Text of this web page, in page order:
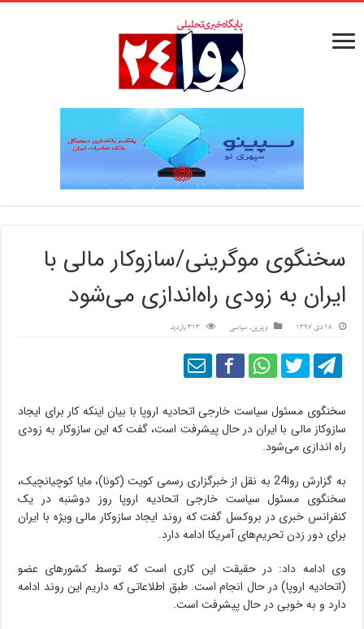
سخنگوی موگرینی/سازوکار مالی با
ایران به زودی راه‌اندازی می‌شود
18 دی 1397 ویترین,سیاسی 313 بازدید
سخنگوی مسئول سیاست خارجی اتحادیه اروپا با بیان اینکه کار برای ایجاد
سازوکاز مالی با ایران در حال پیشرفت است، گفت که این سازوکار به زودی
راه اندازی می‌شود.
به گزارش روا24 به نقل از خبرگزاری رسمی کویت (کونا)، مایا کوچیانچیک،
سخنگوی مسئول سیاست خارجی اتحادیه اروپا روز دوشنبه در یک
کنفرانس خبری در بروکسل گفت که روند ایجاد سازوکار مالی ویژه با ایران
برای دور زدن تحریم‌های آمریکا ادامه دارد.
وی ادامه داد: در حقیقت این کاری است که توسط کشورهای عضو
(اتحادیه اروپا) در حال انجام است. طبق اطلاعاتی که داریم این روند ادامه
دارد و به خوبی در حال پیشرفت است.